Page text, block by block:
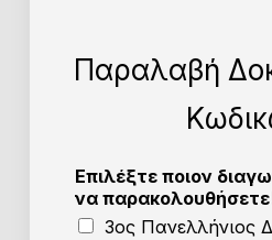
Παραλαβή
Επιλέξτε ποιον
να
3ος Πανελλήνιος